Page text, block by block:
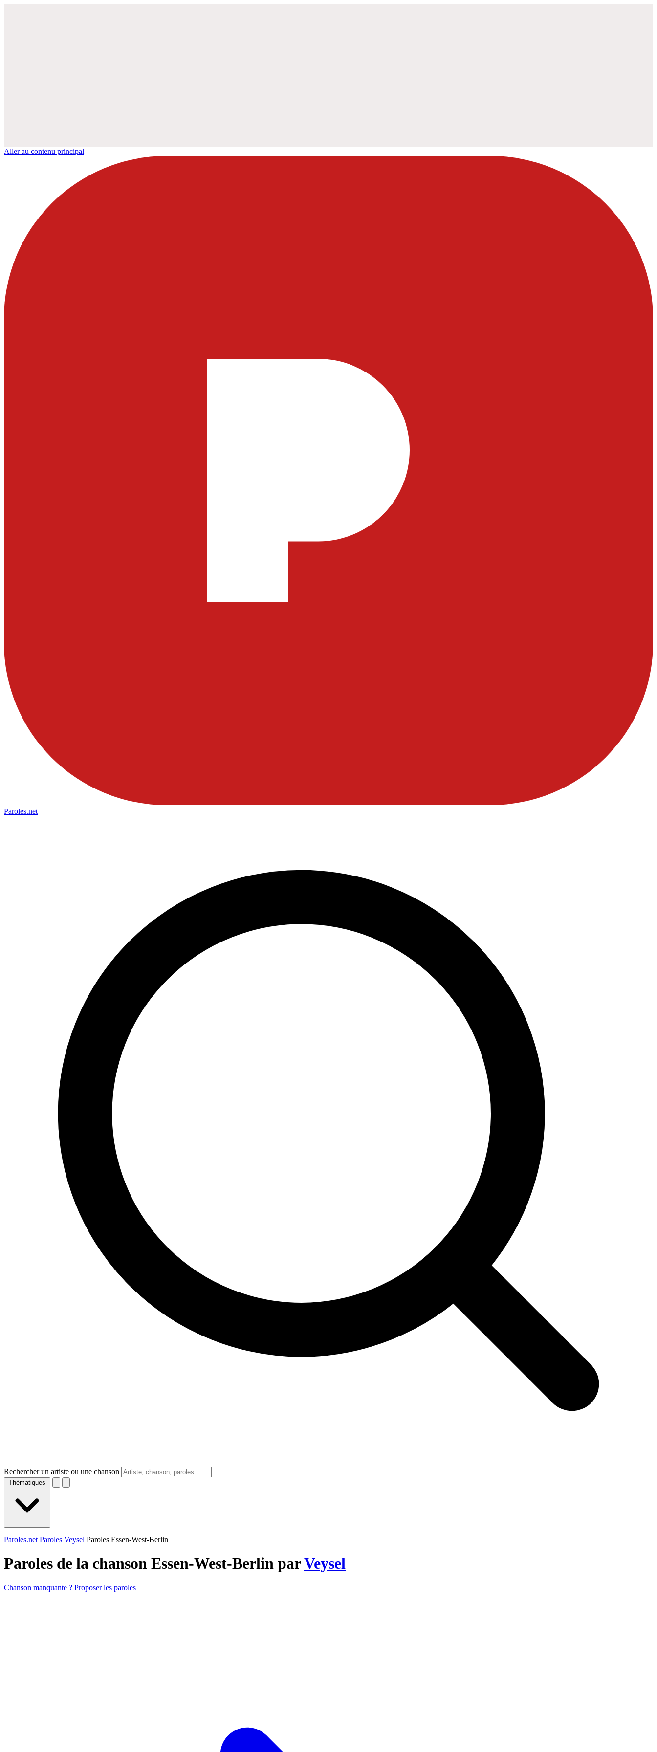
Aller au contenu principal
Paroles.net
Rechercher un artiste ou une chanson
Thématiques
Paroles.net Paroles Veysel Paroles Essen-West-Berlin
Paroles de la chanson Essen-West-Berlin parVeysel
Chanson manquante ? Proposer les paroles